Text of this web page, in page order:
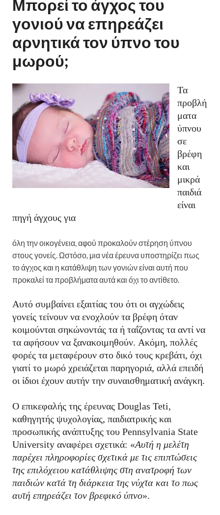
Μπορεί το άγχος του
γονιού να επηρεάζει
αρνητικά τον ύπνο του
μωρού;
Τα
προβλή
ματα
ύπνου
σε
βρέφη
και
μικρά
παιδιά
είναι
πηγή άγχους για
όλη την οικογένεια, αφού προκαλούν στέρηση ύπνου
στους γονείς. Ωστόσο, μια νέα έρευνα υποστηρίζει πως
το άγχος και η κατάθλιψη των γονιών είναι αυτή που
προκαλεί τα προβλήματα αυτά και όχι το αντίθετο.
Αυτό συμβαίνει εξαιτίας του ότι οι αγχώδεις
γονείς τείνουν να ενοχλούν τα βρέφη όταν
κοιμούνται σηκώνοντάς τα ή ταΐζοντας τα αντί να
τα αφήσουν να ξανακοιμηθούν. Ακόμη, πολλές
φορές τα μεταφέρουν στο δικό τους κρεβάτι, όχι
γιατί το μωρό χρειάζεται παρηγοριά, αλλά επειδή
οι ίδιοι έχουν αυτήν την συναισθηματική ανάγκη.
Ο επικεφαλής της έρευνας Douglas Teti,
καθηγητής ψυχολογίας, παιδιατρικής και
προσωπικής ανάπτυξης του Pennsylvania State
University αναφέρει σχετικά: «Αυτή η μελέτη
παρέχει πληροφορίες σχετικά με τις επιπτώσεις
της επιλόχειου κατάθλιψης στη ανατροφή των
παιδιών κατά τη διάρκεια της νύχτα και το πως
αυτή επηρεάζει τον βρεφικό ύπνο».